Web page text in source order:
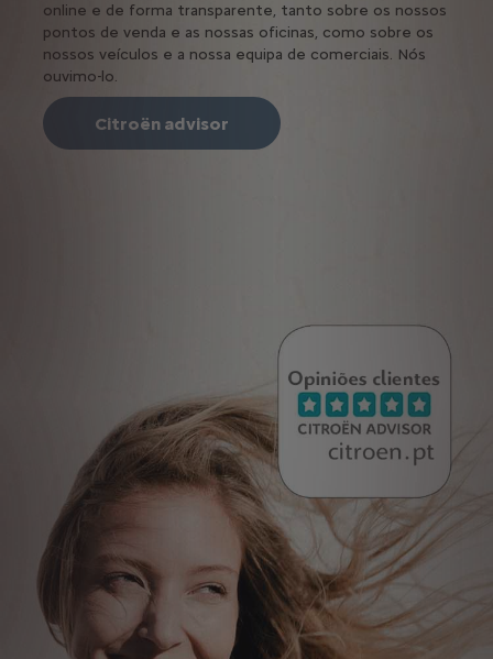
online e de forma transparente, tanto sobre os nossos
pontos de venda e as nossas oficinas, como sobre os
nossos veículos e a nossa equipa de comerciais. Nós
ouvimo-lo.
Citroën advisor